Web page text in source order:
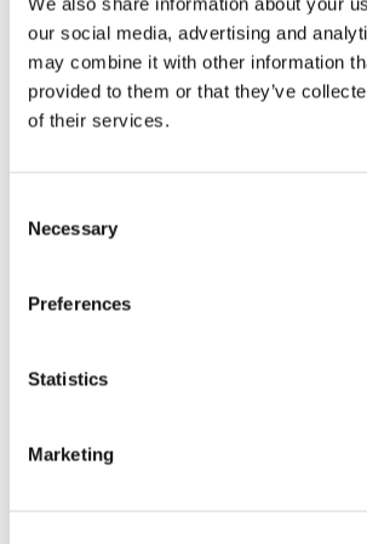
our social media, advertising and
may combine it with other information
provided to them or that they’ve
of their services.
Selection
Necessary
Preferences
Statistics
Marketing
Elwin van der Kolk